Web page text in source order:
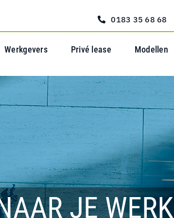
0183 35 68 68
Werkgevers Privé lease Modellen
JE WERK